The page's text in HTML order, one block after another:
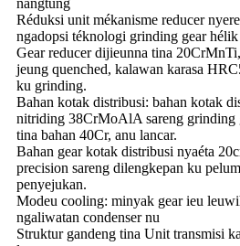
Réduksi unit mékanisme reducer
ngadopsi téknologi grinding gear
Gear reducer dijieunna tina
jeung quenched, kalawan karasa
ku grinding.
Bahan kotak distribusi: bahan kotak
nitriding 38CrMoAlA sareng grinding
tina bahan 40Cr, anu lancar.
Bahan gear kotak distribusi nyaéta
precision sareng dilengkepan ku
penyejukan.
Modeu cooling: minyak gear ieu
ngaliwatan condenser nu
Struktur gandeng tina Unit transmisi